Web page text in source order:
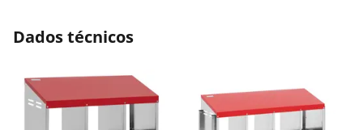
Dados técnicos